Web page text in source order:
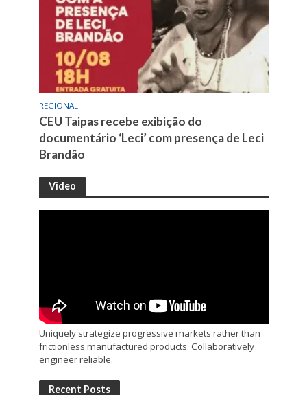
REGIONAL
CEU Taipas recebe exibição do
documentário ‘Leci’ com presença de Leci
Brandão
Video
Uniquely strategize progressive markets rather than
frictionless manufactured products. Collaboratively
engineer reliable.
Recent Posts